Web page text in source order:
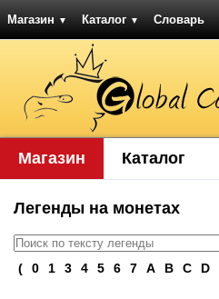
Магазин ▼ Каталог ▼ Словарь
Магазин Каталог
Легенды на монетах
( 0 1 3 4 5 6 7 A B C D